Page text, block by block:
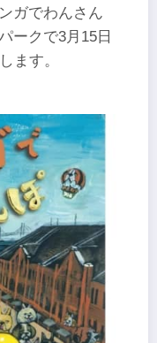
ガでわんさん
ークで3月15日
ます。